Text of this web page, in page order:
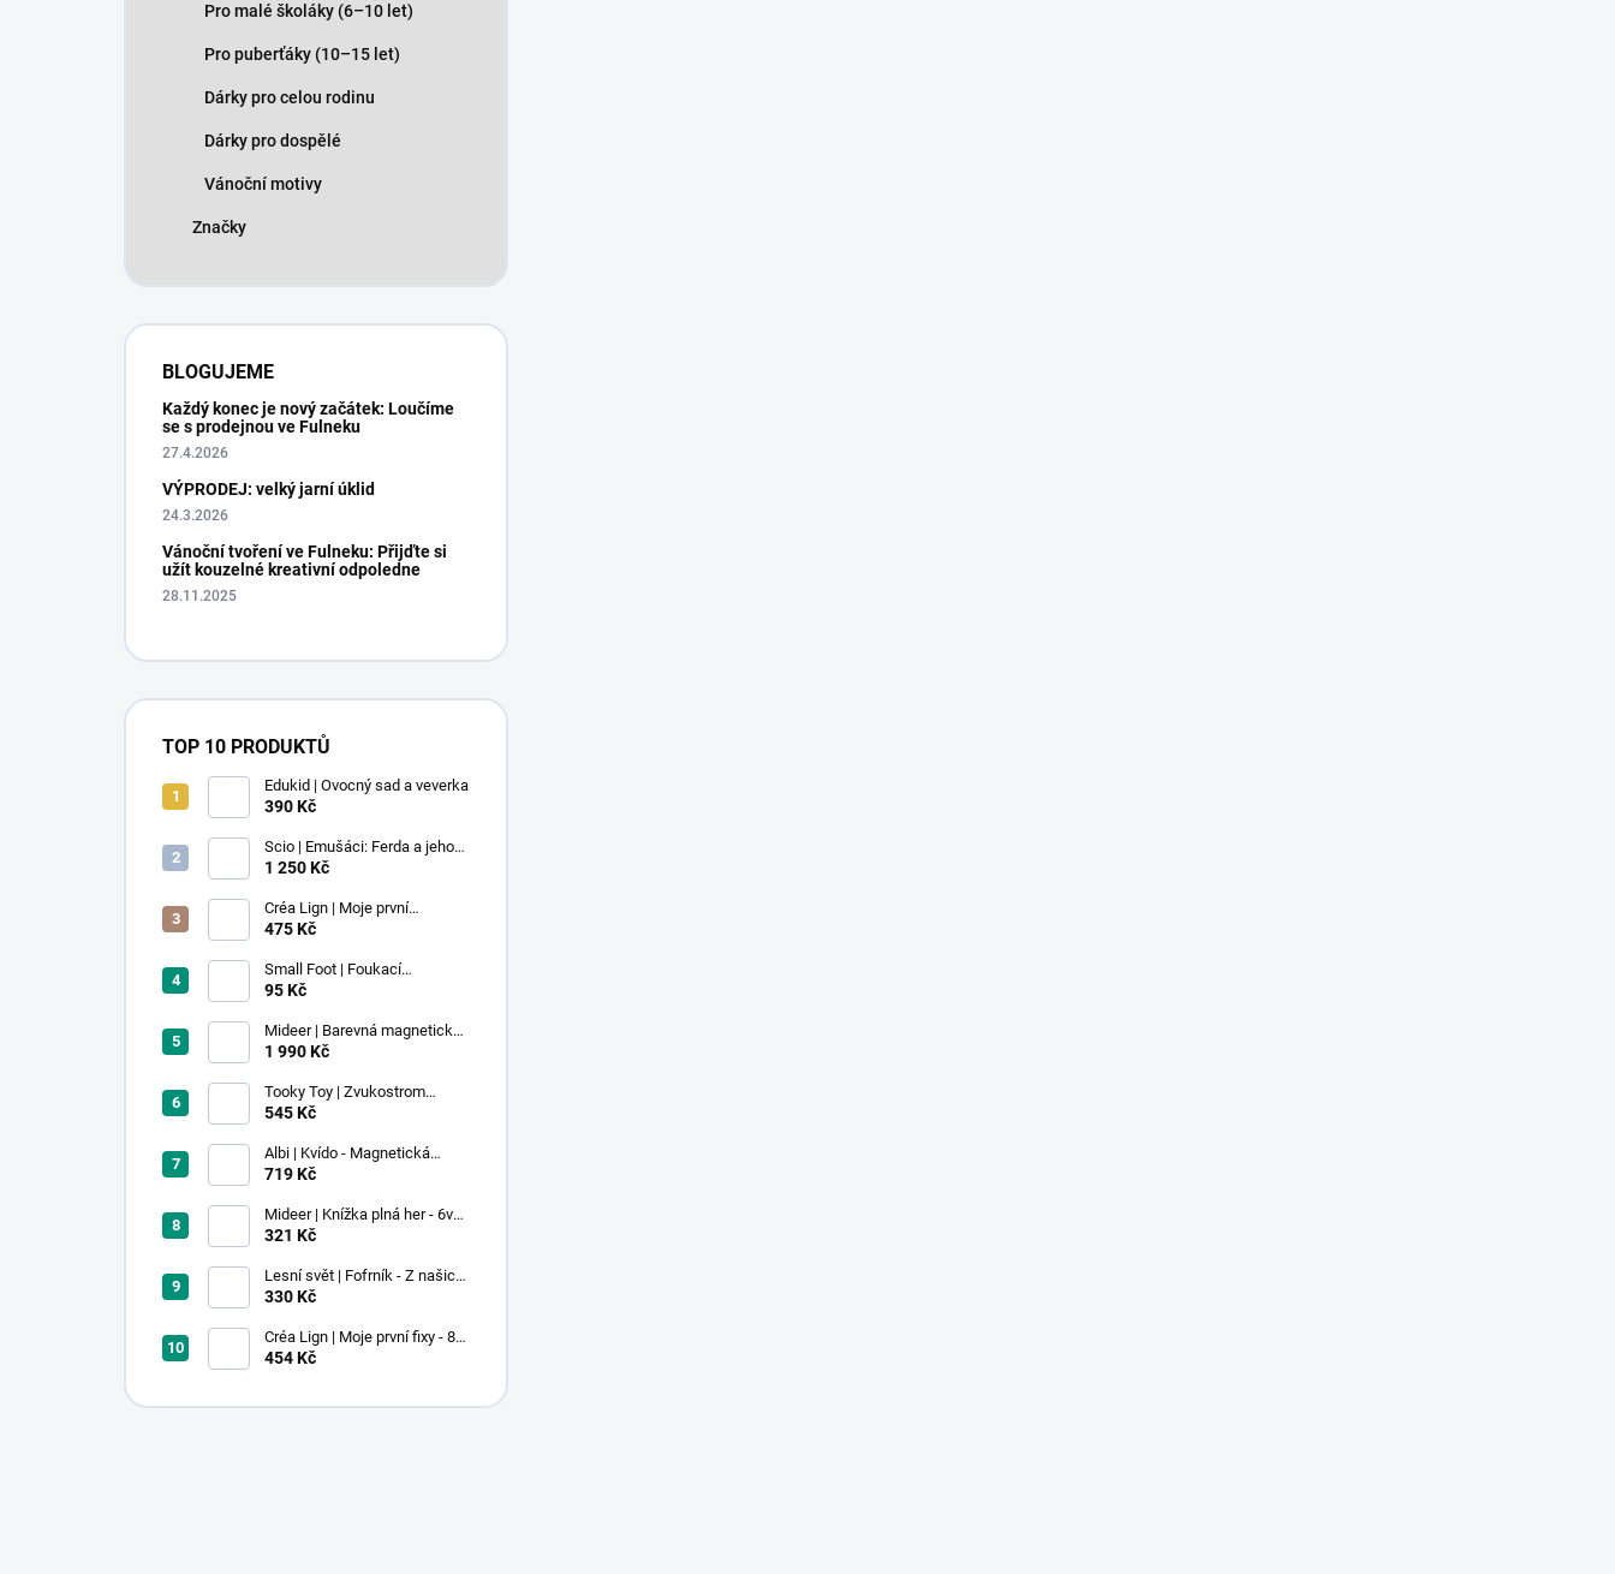
Pro malé školáky (6–10 let)
Pro puberťáky (10–15 let)
Dárky pro celou rodinu
Dárky pro dospělé
Vánoční motivy
Značky
BLOGUJEME
Každý konec je nový začátek: Loučíme
se s prodejnou ve Fulneku
27.4.2026
VÝPRODEJ: velký jarní úklid
24.3.2026
Vánoční tvoření ve Fulneku: Přijďte si
užít kouzelné kreativní odpoledne
28.11.2025
TOP 10 PRODUKTŮ
Edukid | Ovocný sad a veverka
390 Kč
Scio | Emušáci: Ferda a jeho
mouchy (1. díl)
1 250 Kč
Créa Lign | Moje první
voskovky - 9 ks
475 Kč
Small Foot | Foukací
lokomotiva s balonkem 1 ks
95 Kč
Mideer | Barevná magnetická
stavebnice - 100 ks
1 990 Kč
Tooky Toy | Zvukostrom
Pastel
545 Kč
Albi | Kvído - Magnetická
zvířátka: Farma
719 Kč
Mideer | Knížka plná her - 6v1 -
Dobrodružství v muzeu
321 Kč
Lesní svět | Fofrník - Z našich
lesů
330 Kč
Créa Lign | Moje první fixy - 8
ks
454 Kč